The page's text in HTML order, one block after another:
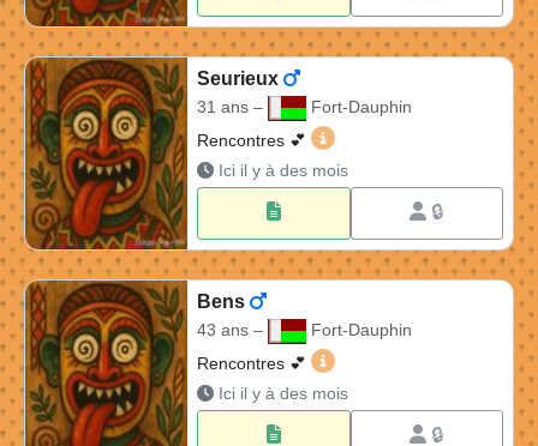
Seurieux
31 ans –
Fort-Dauphin
Rencontres 💕
Seurieux 31 ans à Fort-
Ici il y à des mois
🔒
Bens
43 ans –
Fort-Dauphin
Rencontres 💕
Bens 43 ans à Fort-
Ici il y à des mois
🔒